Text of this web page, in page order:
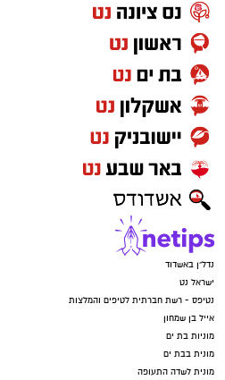
נדל"ן באשדוד
ישראל נט
נטיפס - רשת חברתית לטיפים והמלצות
אייל בן שמחון
מוניות בת ים
מונית בבת ים
מונית לשדה התעופה